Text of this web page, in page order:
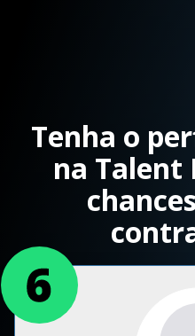
Tenha o
na Talent